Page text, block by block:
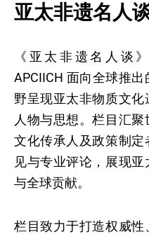
亚太非遗名人
《亚太非遗名人谈
APCIICH 面向全球推
野呈现亚太非物质文
人物与思想。栏目汇聚
文化传承人及政策制
见与专业评论，展现
与全球贡献。
栏目致力于打造权威